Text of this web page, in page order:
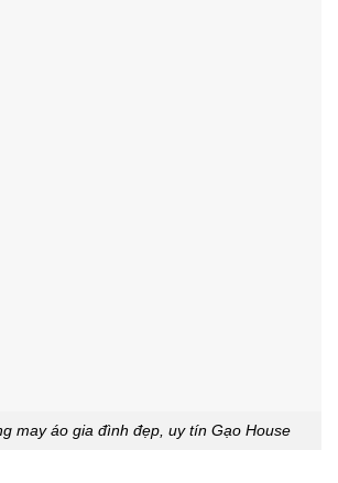
may áo gia đình đẹp, uy tín Gạo House